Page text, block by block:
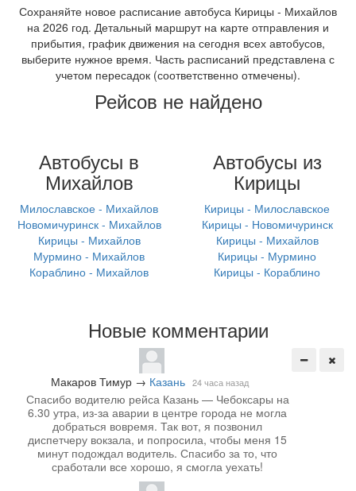
Сохраняйте новое расписание автобуса Кирицы - Михайлов
на 2026 год. Детальный маршрут на карте отправления и
прибытия, график движения на сегодня всех автобусов,
выберите нужное время. Часть расписаний представлена с
учетом пересадок (соответственно отмечены).
Рейсов не найдено
Автобусы в
Михайлов
Милославское - Михайлов
Новомичуринск - Михайлов
Кирицы - Михайлов
Мурмино - Михайлов
Кораблино - Михайлов
Автобусы из
Кирицы
Кирицы - Милославское
Кирицы - Новомичуринск
Кирицы - Михайлов
Кирицы - Мурмино
Кирицы - Кораблино
Новые комментарии
Макаров Тимур → Казань 24 часа назад
Спасибо водителю рейса Казань — Чебоксары на
6.30 утра, из-за аварии в центре города не могла
добраться вовремя. Так вот, я позвонил
диспетчеру вокзала, и попросила, чтобы меня 15
минут подождал водитель. Спасибо за то, что
сработали все хорошо, я смогла уехать!